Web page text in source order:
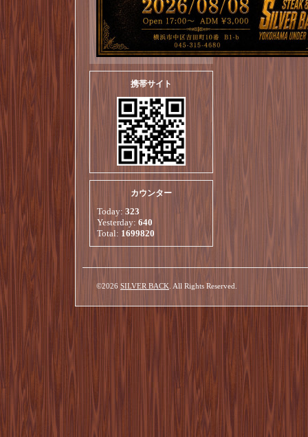
携帯サイト
カウンター
Today: 323
Yesterday: 640
Total: 1699820
©2026 SILVER BACK . All Rights Reserved.